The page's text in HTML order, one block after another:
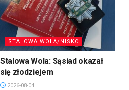
STALOWA WOLA/NISKO
Stalowa Wola: Sąsiad okazał
się złodziejem
2026-08-04